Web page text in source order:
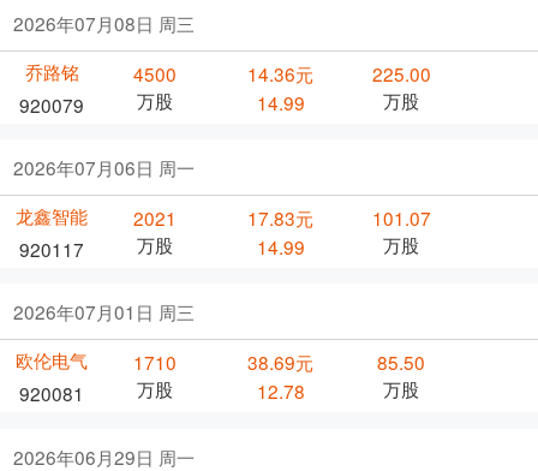
2026年07月08日 周三
乔路铭
920079
4500
万股
14.36元
14.99
225.00
万股
2026年07月06日 周一
龙鑫智能
920117
2021
万股
17.83元
14.99
101.07
万股
2026年07月01日 周三
欧伦电气
920081
1710
万股
38.69元
12.78
85.50
万股
2026年06月29日 周一